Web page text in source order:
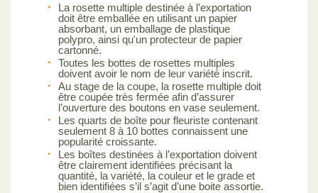
La rosette multiple destinée à l’exportation
doit être emballée en utilisant un papier
absorbant, un emballage de plastique
polypro, ainsi qu'un protecteur de papier
cartonné.
Toutes les bottes de rosettes multiples
doivent avoir le nom de leur variété inscrit.
Au stage de la coupe, la rosette multiple doit
être coupée très fermée afin d’assurer
l’ouverture des boutons en vase seulement.
Les quarts de boîte pour fleuriste contenant
seulement 8 à 10 bottes connaissent une
popularité croissante.
Les boîtes destinées à l’exportation doivent
être clairement identifiées précisant la
quantité, la variété, la couleur et le grade et
bien identifiées s’il s’agit d’une boite assortie.